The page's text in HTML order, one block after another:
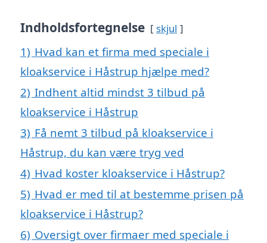
Indholdsfortegnelse skjul
1) Hvad kan et firma med speciale i
kloakservice i Håstrup hjælpe med?
2) Indhent altid mindst 3 tilbud på
kloakservice i Håstrup
3) Få nemt 3 tilbud på kloakservice i
Håstrup, du kan være tryg ved
4) Hvad koster kloakservice i Håstrup?
5) Hvad er med til at bestemme prisen på
kloakservice i Håstrup?
6) Oversigt over firmaer med speciale i